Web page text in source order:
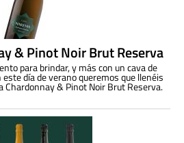
& Pinot Noir Brut Reserva
para brindar, y más con un cava de
este día de verano queremos que llenéis
Chardonnay & Pinot Noir Brut Reserva.